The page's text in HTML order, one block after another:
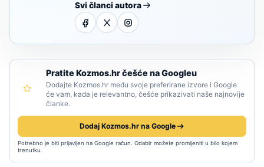
Svi članci autora
Pratite Kozmos.hr češće na Googleu
Dodajte Kozmos.hr među svoje preferirane izvore i Google
će vam, kada je relevantno, češće prikazivati naše najnovije
članke.
Dodaj Kozmos.hr na Google
Potrebno je biti prijavljen na Google račun. Odabir možete promijeniti u bilo kojem
trenutku.